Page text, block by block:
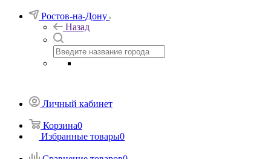
Ростов-на-Дону
Назад
Личный кабинет
Корзина0
Избранные товары0